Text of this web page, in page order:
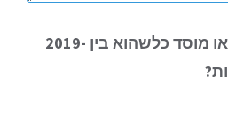
תרמת לעמותה או מוסד כלשהוא בין 2019-